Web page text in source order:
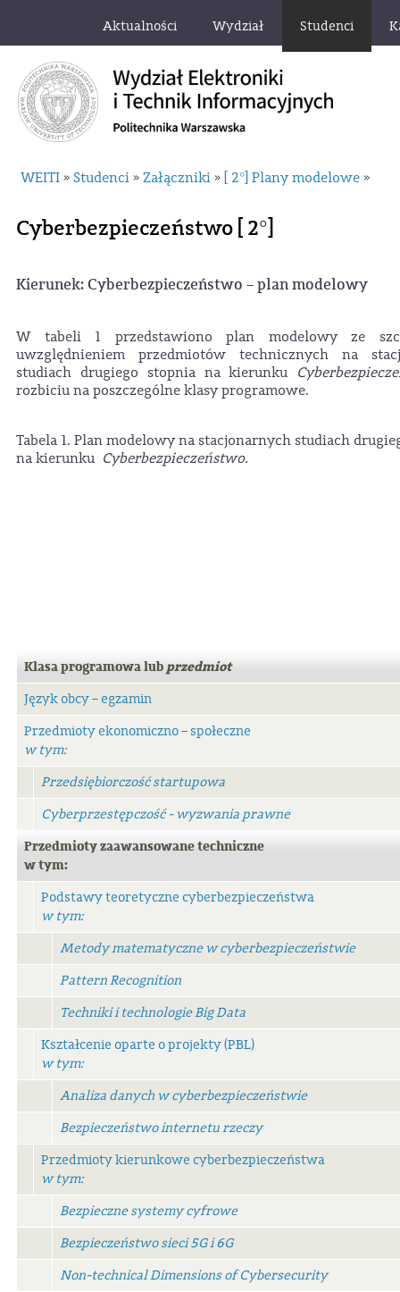
Aktualności Wydział Studenci
WEITI » Studenci » Załączniki » [ 2°] Plany modelowe »
Cyberbezpieczeństwo [ 2°]
Kierunek: Cyberbezpieczeństwo – plan modelowy
W tabeli 1 przedstawiono plan modelowy ze
uwzględnieniem przedmiotów technicznych na
studiach drugiego stopnia na kierunku
rozbiciu na poszczególne klasy programowe.
Tabela 1. Plan modelowy na stacjonarnych studiach
na kierunku Cyberbezpieczeństwo.
Klasa programowa lubprzedmiot
Język obcy – egzamin
Przedmioty ekonomiczno – społeczne
w tym:
Przedsiębiorczość startupowa
Cyberprzestępczość - wyzwania prawne
Przedmioty zaawansowane techniczne
w tym:
Podstawy teoretyczne cyberbezpieczeństwa
w tym:
Metody matematyczne w cyberbezpieczeństwie
Pattern Recognition
Techniki i technologie Big Data
Kształcenie oparte o projekty (PBL)
w tym:
Analiza danych w cyberbezpieczeństwie
Bezpieczeństwo internetu rzeczy
Przedmioty kierunkowe cyberbezpieczeństwa
w tym:
Bezpieczne systemy cyfrowe
Bezpieczeństwo sieci 5G i 6G
Non-technical Dimensions of Cybersecurity